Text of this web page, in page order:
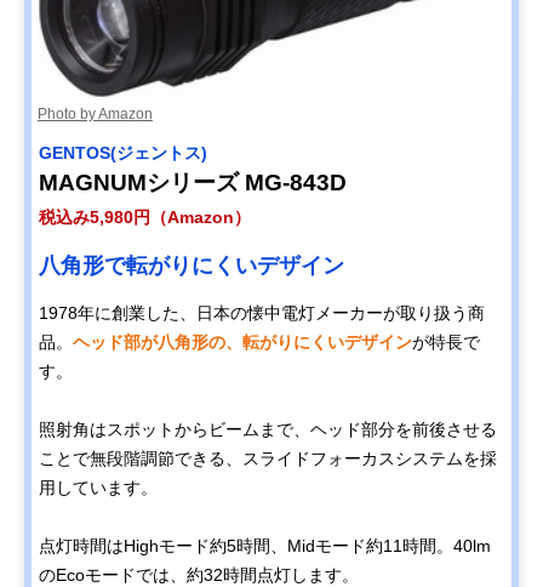
Photo by Amazon
GENTOS(ジェントス)
MAGNUMシリーズ MG-843D
税込み5,980円（Amazon）
八角形で転がりにくいデザイン
1978年に創業した、日本の懐中電灯メーカーが取り扱う商
品。 ヘッド部が八角形の、転がりにくいデザインが特長で
す。
照射角はスポットからビームまで、ヘッド部分を前後させる
ことで無段階調節できる、スライドフォーカスシステムを採
用しています。
点灯時間はHighモード約5時間、Midモード約11時間。40lm
のEcoモードでは、約32時間点灯します。